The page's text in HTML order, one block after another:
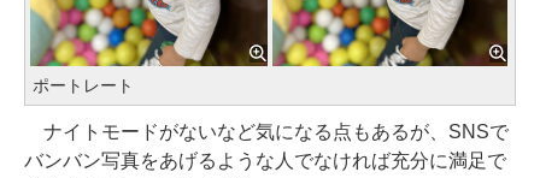
ポートレート
ナイトモードがないなど気になる点もあるが、SNSで
バンバン写真をあげるような人でなければ充分に満足で